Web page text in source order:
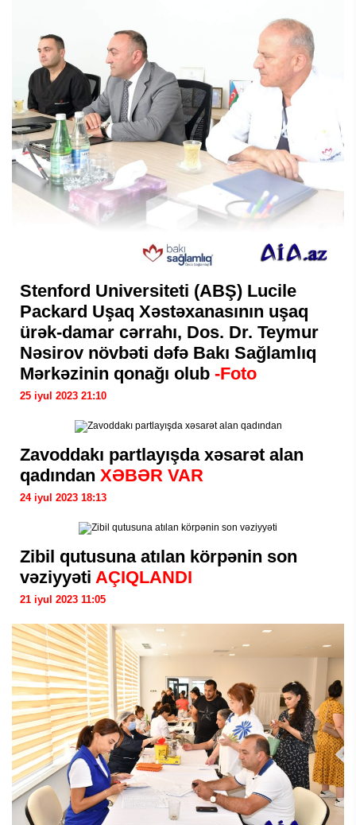
Stenford Universiteti (ABŞ) Lucile
Packard Uşaq Xəstəxanasının uşaq
ürək-damar cərrahı, Dos. Dr. Teymur
Nəsirov növbəti dəfə Bakı Sağlamlıq
Mərkəzinin qonağı olub -Foto
25 iyul 2023 21:10
Zavoddakı partlayışda xəsarət alan
qadından XƏBƏR VAR
24 iyul 2023 18:13
Zibil qutusuna atılan körpənin son
vəziyyəti AÇIQLANDI
21 iyul 2023 11:05